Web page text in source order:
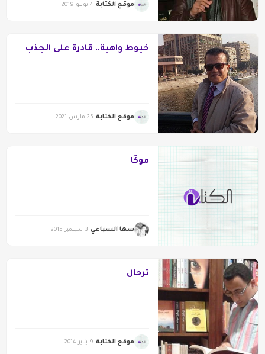
موقع الكتابة 4 يونيو 2019
خيوط واهية.. قادرة على الجذب
موقع الكتابة 25 مارس 2021
موكّا
سها السباعي 3 سبتمبر 2015
ترحال
موقع الكتابة 9 يناير 2014